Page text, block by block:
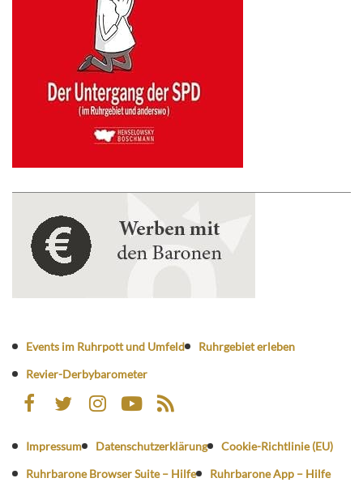
Events im Ruhrpott und Umfeld
Ruhrgebiet erleben
Revier-Derbybarometer
Impressum Datenschutzerklärung
Cookie-Richtlinie (EU)
Ruhrbarone Browser Suite – Hilfe
Ruhrbarone App – Hilfe